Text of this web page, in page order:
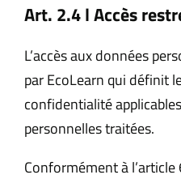
Art. 2.4 l Accès
L’accès aux données
par EcoLearn qui définit
confidentialité
personnelles traitées.
Conformément à